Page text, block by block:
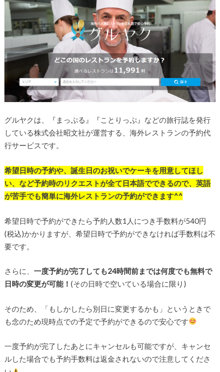
グルヤクは、『まっぷる』『ことりっぷ』などの旅行誌を発行
している株式会社昭文社が運営する、海外レストランの予約代
行サービスです。
希望日時の予約や、誕生日のお祝いでケーキを用意してほし
い、など予約時のリクエストが全て日本語でできるので、英語
が苦手でも簡単に海外レストランの予約ができます^^
希望日時で予約ができたら予約人数1人につき手数料が540円
(税込)かかりますが、希望日時で予約ができなければ手数料は不
要です。
さらに、 一度予約が完了しても24時間前までは何度でも無料で
日時の変更が可能！ (その日時で空いている場合に限り)
そのため、「もしかしたら別日に変更するかも」というときで
も念のため現時点での予定で予約ができるので安心です
一度予約が完了したあとにキャンセルも可能ですが、キャンセ
ルした場合でも予約手数料は返金されないので注意してくださ